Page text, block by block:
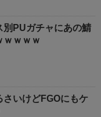
別PUガチャにあの鯖
ｗｗｗｗ
さいけどFGOにもケ